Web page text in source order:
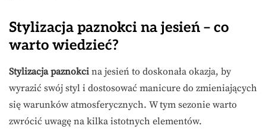
Stylizacja paznokci na jesień – co
warto wiedzieć?
Stylizacja paznokci na jesień to doskonała okazja, by
wyrazić swój styl i dostosować manicure do zmieniających
się warunków atmosferycznych. W tym sezonie warto
zwrócić uwagę na kilka istotnych elementów.